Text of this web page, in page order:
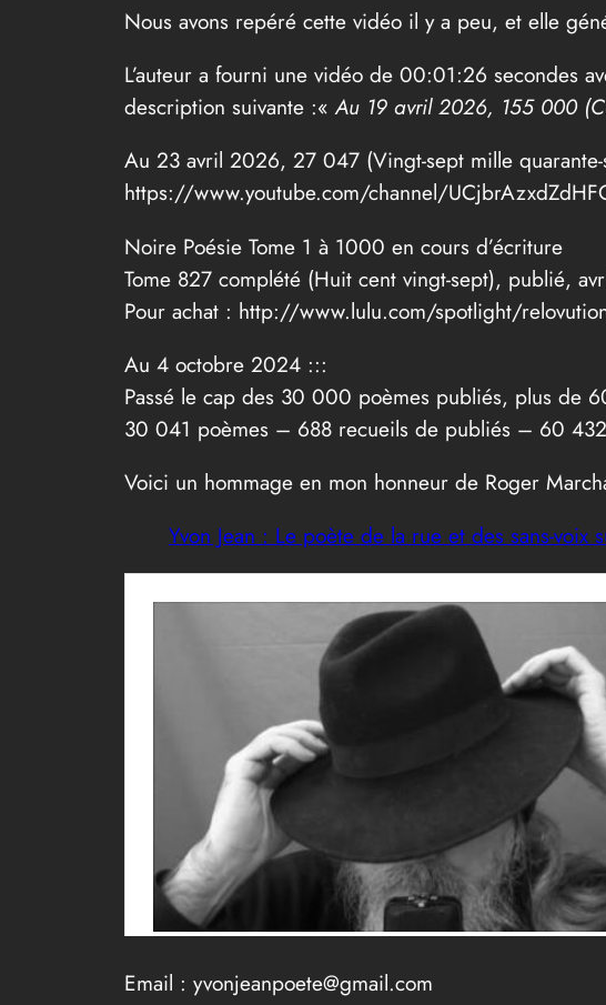
Nous avons repéré cette vidéo il y a peu, et elle
L’auteur a fourni une vidéo de 00:01:26 secondes
description suivante :« Au 19 avril 2026, 155 000
Au 23 avril 2026, 27 047 (Vingt-sept mille
https://www.youtube.com/channel/
Noire Poésie Tome 1 à 1000 en cours d’écriture
Tome 827 complété (Huit cent vingt-sept), publié,
Pour achat : http://www.lulu.com/spotlight/
Au 4 octobre 2024 :::
Passé le cap des 30 000 poèmes publiés, plus de
30 041 poèmes – 688 recueils de publiés – 60
Voici un hommage en mon honneur de Roger
Yvon Jean : Le poète de la rue et des sans-voix
Email : yvonjeanpoete@gmail.com